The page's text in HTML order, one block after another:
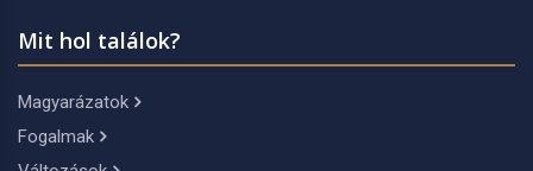
Mit hol találok?
Magyarázatok
Fogalmak